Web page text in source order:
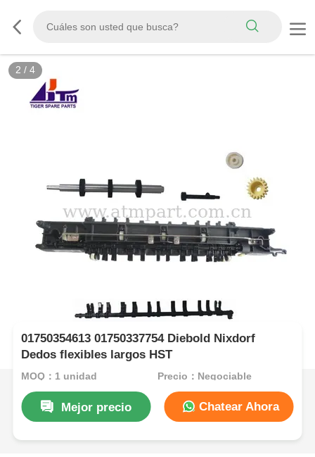
2 / 4
01750354613 01750337754 Diebold Nixdorf
Dedos flexibles largos HST
MOQ：1 unidad Precio：Negociable
Mejor precio Chatear Ahora